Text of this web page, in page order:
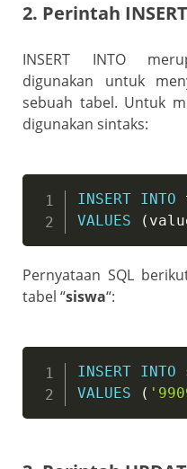
2. Perintah INSERT
INSERT INTO
digunakan untuk
sebuah tabel. Untuk
digunakan sintaks:
INSERT INTO
VALUES
(
Pernyataan SQL
tabel “siswa“:
INSERT INTO
VALUES
(